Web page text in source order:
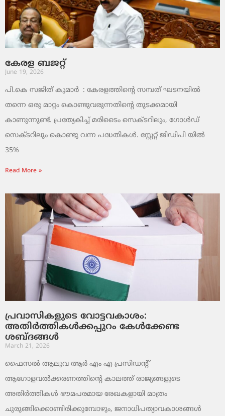
കേരള ബജറ്റ്
June 19, 2026
പി.കെ സജിത് കുമാര്‍ : കേരളത്തിന്റെ സമ്പത് ഘടനയിൽ
തന്നെ ഒരു മാറ്റം കൊണ്ടുവരുന്നതിന്റെ തുടക്കമായി
കാണുന്നുണ്ട്. പ്രത്യേകിച്ച് മരിടൈം സെക്ടറിലും, ഗോൾഡ്
സെക്ടറിലും കൊണ്ടു വന്ന പദ്ധതികൾ. സ്റ്റേറ്റ് ജിഡിപി യിൽ
35%
Read More »
പ്രവാസികളുടെ വോട്ടവകാശം:
അതിർത്തികൾക്കപ്പുറം കേൾക്കേണ്ട
ശബ്ദങ്ങൾ
March 21, 2026
ഫൈസൽ ആലുവ ആർ എം എ പ്രസിഡന്റ്
ആഗോളവൽക്കരണത്തിന്റെ കാലത്ത് രാജ്യങ്ങളുടെ
അതിർത്തികൾ ഭൗമപരമായ രേഖകളായി മാത്രം
ചുരുങ്ങിക്കൊണ്ടിരിക്കുമ്പോഴും, ജനാധിപത്യാവകാശങ്ങൾ